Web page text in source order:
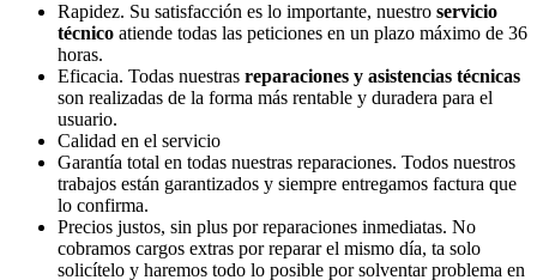
Rapidez. Su satisfacción es lo importante, nuestro servicio
técnico atiende todas las peticiones en un plazo máximo de 36
horas.
Eficacia. Todas nuestras reparaciones y asistencias técnicas
son realizadas de la forma más rentable y duradera para el
usuario.
Calidad en el servicio
Garantía total en todas nuestras reparaciones. Todos nuestros
trabajos están garantizados y siempre entregamos factura que
lo confirma.
Precios justos, sin plus por reparaciones inmediatas. No
cobramos cargos extras por reparar el mismo día, ta solo
solicítelo y haremos todo lo posible por solventar problema en